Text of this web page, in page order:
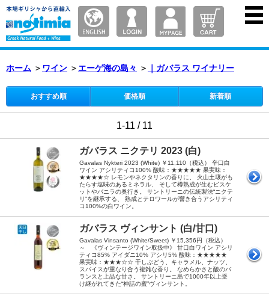
ホーム ＞ ワイン ＞ エーゲ海の島々 ＞ ｜ガバラス ワイナリー
おすすめ順 価格順 新着順
1-11 / 11
ガバラス ニクテリ 2023 (白)
Gavalas Nykteri 2023 (White) ￥11,110（税込） 辛口白
ワイン アシリティコ100% 酸味：★★★★★ 果実味：
★★★★☆ レモンやネクタリンの香りに、 火山土壌がも
たらす塩味のあるミネラル、 そして樽熟成が生むビスケ
ットやバニラの奥行き。 サントリーニの伝統製法“ニクテ
リ”を継承する、 熟成とテロワールが響き合うアシリティ
コ100%の白ワイン。
ガバラス ヴィンサント (白/甘口)
Gavalas Vinsanto (White/Sweet) ￥15,356円（税込）
～ 《ヴィンテージワイン取扱中》 甘口白ワイン アシリ
ティコ85% アイダニ10% アシリ5% 酸味：★★★★★
果実味：★★★☆☆ 干しぶどう、キャラメル、ナッツ、
スパイスが重なり合う複雑な香り。 なめらかさと酸のバ
ランスと上品な甘さ。 サントリーニ島で1000年以上受
け継がれてきた“神話の蜜”ヴィンサント。